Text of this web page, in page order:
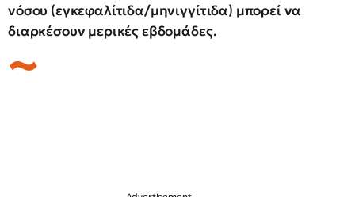
νόσου (εγκεφαλίτιδα/μηνιγγίτιδα) μπορεί να
διαρκέσουν μερικές εβδομάδες.